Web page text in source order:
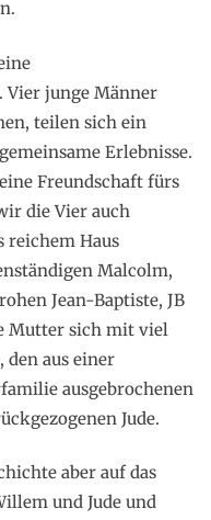
Vier junge Männer
teilen sich ein
Erlebnisse.
Freundschaft fürs
die Vier auch
reichem Haus
Malcolm,
Jean-Baptiste, JB
Mutter sich mit viel
den aus einer
ausgebrochenen
Jude.
aber auf das
und Jude und